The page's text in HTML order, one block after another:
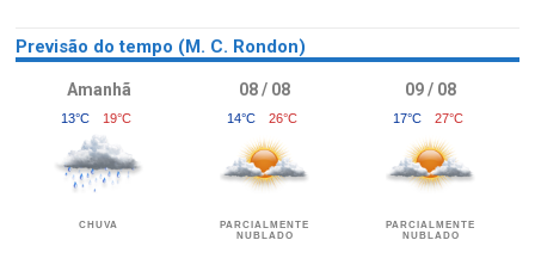
Previsão do tempo (M. C. Rondon)
Amanhã
13°C 19°C
CHUVA
08 / 08
14°C 26°C
PARCIALMENTE
NUBLADO
09 / 08
17°C 27°C
PARCIALMENTE
NUBLADO